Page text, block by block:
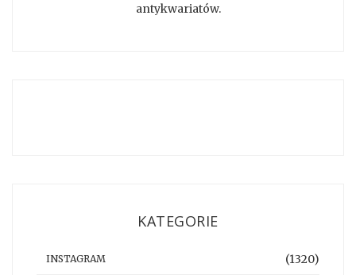
antykwariatów.
KATEGORIE
INSTAGRAM (1320)